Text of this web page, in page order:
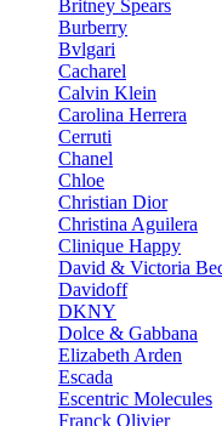
Britney Spears
Burberry
Bvlgari
Cacharel
Calvin Klein
Carolina Herrera
Cerruti
Chanel
Chloe
Christian Dior
Christina Aguilera
Clinique Happy
David & Victoria
Davidoff
DKNY
Dolce & Gabbana
Elizabeth Arden
Escada
Escentric Molecules
Franck Olivier